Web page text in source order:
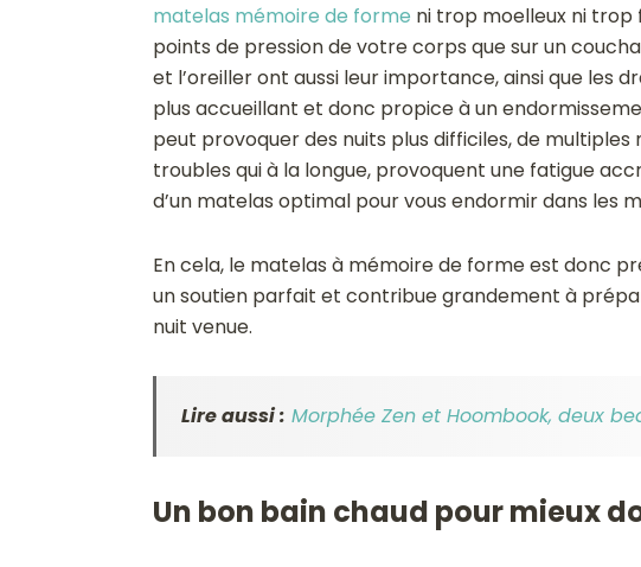
matelas mémoire de forme ni trop moelleux ni trop
points de pression de votre corps que sur un
et l’oreiller ont aussi leur importance, ainsi que les
plus accueillant et donc propice à un
peut provoquer des nuits plus difficiles, de multiples
troubles qui à la longue, provoquent une fatigue
d’un matelas optimal pour vous endormir dans les
En cela, le matelas à mémoire de forme est donc
un soutien parfait et contribue grandement à
nuit venue.
Lire aussi : Morphée Zen et Hoombook, deux
Un bon bain chaud pour mieux